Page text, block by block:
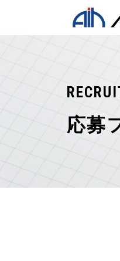
応募